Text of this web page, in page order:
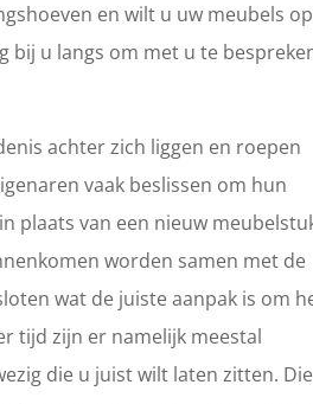
en wilt u uw meubels
bij u langs om met u te
achter zich liggen en roepen
vaak beslissen om hun
plaats van een nieuw
worden samen met de
wat de juiste aanpak is om
tijd zijn er namelijk meestal
die u juist wilt laten zitten. Die